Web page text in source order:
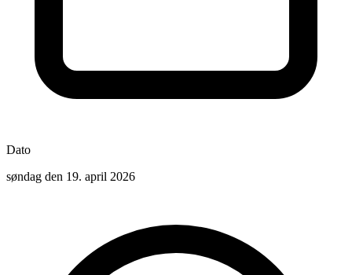
Dato
søndag den 19. april 2026